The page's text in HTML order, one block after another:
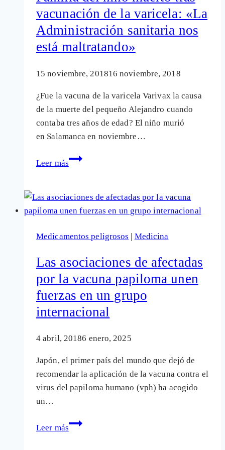
del
papiloma
Francia
vacunación de la varicela: «La
Administración sanitaria nos
está maltratando»
15 noviembre, 201816 noviembre, 2018
¿Fue la vacuna de la varicela Varivax la causa
de la muerte del pequeño Alejandro cuando
contaba tres años de edad? El niño murió
en Salamanca en noviembre…
Leer más
Familia
muerto
tras
de
varicela:
«La
Administración
sanitaria
nos
está
Medicamentos peligrosos | Medicina
Las asociaciones de afectadas
por la vacuna papiloma unen
fuerzas en un grupo
internacional
4 abril, 20186 enero, 2025
Japón, el primer país del mundo que dejó de
recomendar la aplicación de la vacuna contra el
virus del papiloma humano (vph) ha acogido
un…
Leer más
Las